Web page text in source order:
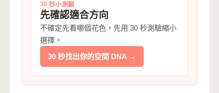
30 秒小測驗
先確認適合方向
不確定先看哪個花色，先用 30 秒測驗縮小
選擇。
30 秒找出你的空間 DNA →